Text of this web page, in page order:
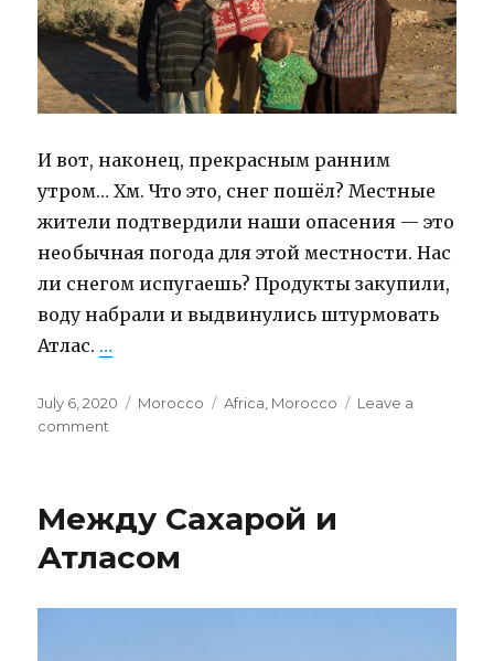
И вот, наконец, прекрасным ранним
утром… Хм. Что это, снег пошёл? Местные
жители подтвердили наши опасения — это
необычная погода для этой местности. Нас
ли снегом испугаешь? Продукты закупили,
воду набрали и выдвинулись штурмовать
Атлас. …
Posted
on
July 6, 2020 Categories
Morocco Tags
Africa, Morocco
Leave a
comment
и
жизни
Между Сахарой и
Атласом